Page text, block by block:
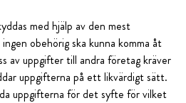
med hjälp av den mest
obehörig ska kunna komma åt
av uppgifter till andra företag kräver
uppgifterna på ett likvärdigt sätt.
uppgifterna för det syfte för vilket